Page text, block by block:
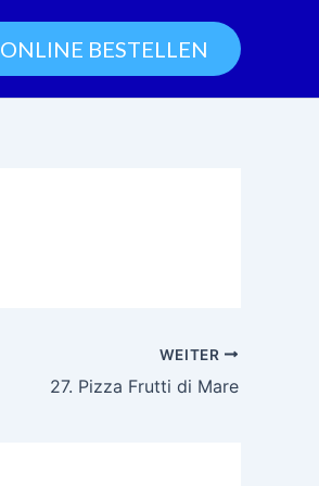
ONLINE BESTELLEN
WEITER
27. Pizza Frutti di Mare